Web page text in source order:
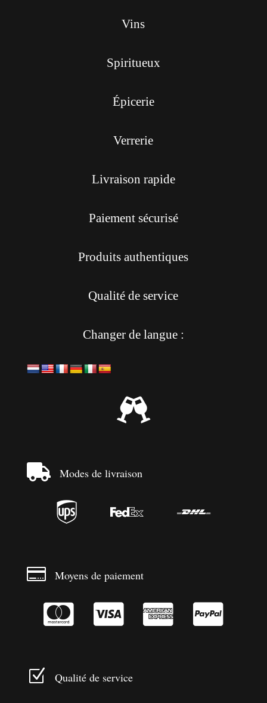
Vins
Spiritueux
Épicerie
Verrerie
Livraison rapide
Paiement sécurisé
Produits authentiques
Qualité de service
Changer de langue :

 Modes de livraison
  
 Moyens de paiement
   
Z Qualité de service